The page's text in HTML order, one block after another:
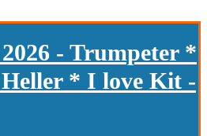
- Trumpeter *
* I love Kit -